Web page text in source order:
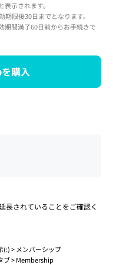
示されます。
限後30日までとなります。
期間満了60日前からお手続きで
購入
長されていることをご確認く
(:) > メンバーシップ
ブ > Membership